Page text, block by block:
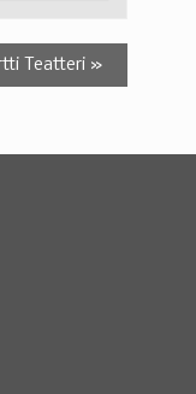
Teatteri »